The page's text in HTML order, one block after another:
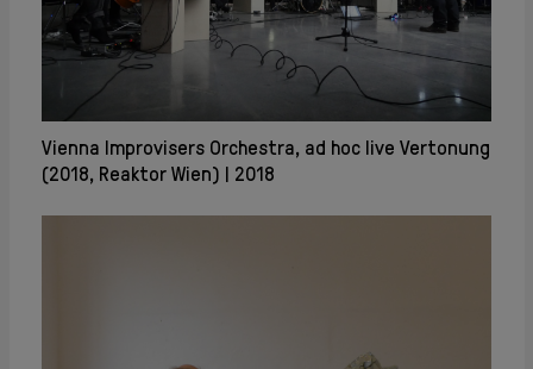
Vienna Improvisers Orchestra, ad hoc live Vertonung
(2018, Reaktor Wien)
2018